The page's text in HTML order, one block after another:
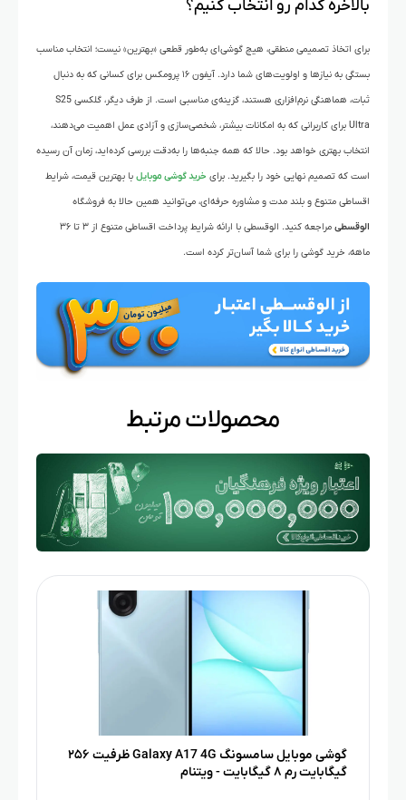
بالاخره کدام‌ رو انتخاب کنیم؟
برای اتخاذ تصمیمی منطقی، هیچ گوشی‌ای به‌طور قطعی «بهترین» نیست؛ انتخاب مناسب
بستگی به نیازها و اولویت‌های شما دارد. آیفون ۱۶ پرومکس برای کسانی که به دنبال
ثبات، هماهنگی نرم‌افزاری هستند، گزینه‌ی مناسبی است. از طرف دیگر، گلکسی S25
Ultra برای کاربرانی که به امکانات بیشتر، شخصی‌سازی و آزادی عمل اهمیت می‌دهند،
انتخاب بهتری خواهد بود. حالا که همه جنبه‌ها را به‌دقت بررسی کرده‌اید، زمان آن رسیده
است که تصمیم نهایی خود را بگیرید. برای خرید گوشی موبایل با بهترین قیمت، شرایط
اقساطی متنوع و بلند مدت و مشاوره حرفه‌ای، می‌توانید همین حالا به فروشگاه
الوقسطی مراجعه کنید. الوقسطی با ارائه شرایط پرداخت اقساطی متنوع از ۳ تا ۳۶
ماهه، خرید گوشی را برای شما آسان‌تر کرده است.
محصولات مرتبط
گوشی موبایل سامسونگ Galaxy A17 4G ظرفیت ۲۵۶
گیگابایت رم ۸ گیگابایت - ویتنام